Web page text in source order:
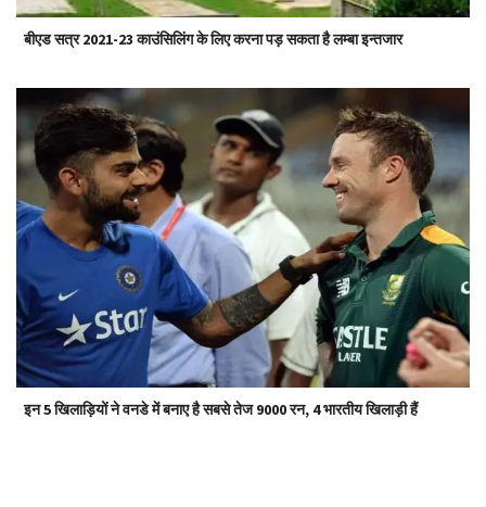
बीएड सत्र 2021-23 काउंसिलिंग के लिए करना पड़ सकता है लम्बा इन्तजार
इन 5 खिलाड़ियों ने वनडे में बनाए है सबसे तेज 9000 रन, 4 भारतीय खिलाड़ी हैं